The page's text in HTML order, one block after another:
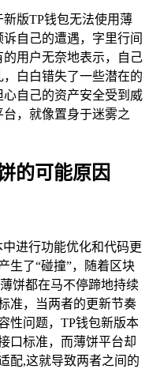
版TP钱包无法使用薄
自己的遭遇，字里行间
用户无奈地表示，自己
白白错失了一些潜在的
自己的资产安全受到威
，就像置身于迷雾之
的可能原因
进行功能优化和代码更
生了“碰撞”，随着区块
饼都在马不停蹄地持续
准，当两者的更新节奏
性问题，TP钱包新版本
口标准，而薄饼平台却
配,这就导致两者之间的